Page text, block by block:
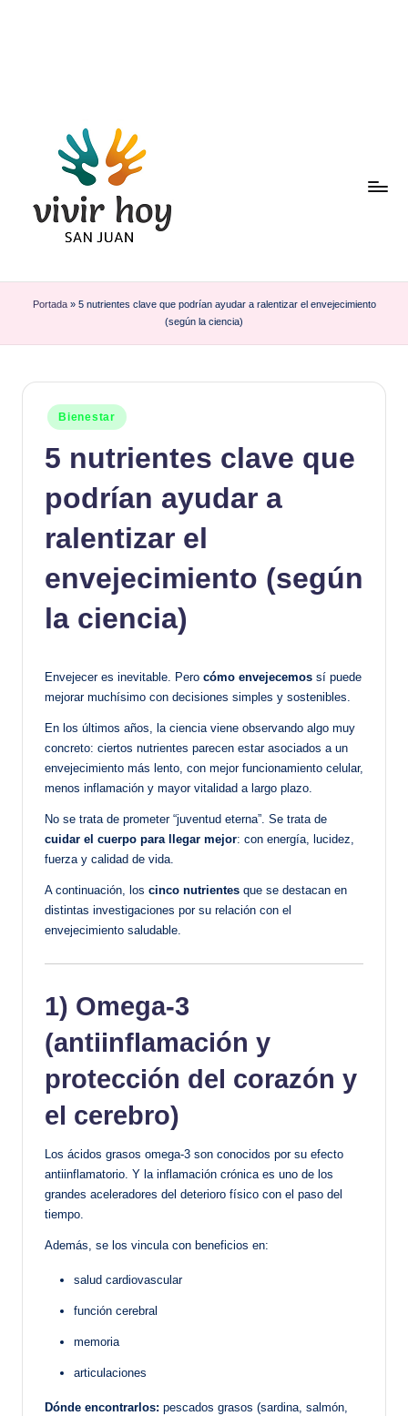
Saltar
contenido
Portada» 5 nutrientes clave que podrían ayudar a ralentizar el envejecimiento
(según la ciencia)
Publicado
en
Bienestar
5 nutrientes clave que
podrían ayudar a
ralentizar el
envejecimiento (según
la ciencia)
Envejecer es inevitable. Pero cómo envejecemos sí puede
mejorar muchísimo con decisiones simples y sostenibles.
En los últimos años, la ciencia viene observando algo muy
concreto: ciertos nutrientes parecen estar asociados a un
envejecimiento más lento, con mejor funcionamiento celular,
menos inflamación y mayor vitalidad a largo plazo.
No se trata de prometer “juventud eterna”. Se trata de
cuidar el cuerpo para llegar mejor: con energía, lucidez,
fuerza y calidad de vida.
A continuación, los cinco nutrientes que se destacan en
distintas investigaciones por su relación con el
envejecimiento saludable.
1) Omega-3
(antiinflamación y
protección del corazón y
el cerebro)
Los ácidos grasos omega-3 son conocidos por su efecto
antiinflamatorio. Y la inflamación crónica es uno de los
grandes aceleradores del deterioro físico con el paso del
tiempo.
Además, se los vincula con beneficios en:
salud cardiovascular
función cerebral
memoria
articulaciones
Dónde encontrarlos: pescados grasos (sardina, salmón,